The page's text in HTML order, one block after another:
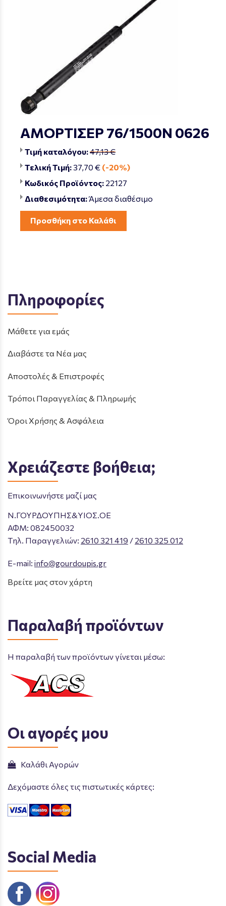
ΑΜΟΡΤΙΣΕΡ 76/1500Ν 0626
Τιμή καταλόγου:47,13 €
Τελική Τιμή:37,70 € (-20%)
Κωδικός Προϊόντος: 22127
Διαθεσιμότητα:Άμεσα διαθέσιμο
Προσθήκη στο Καλάθι
Πληροφορίες
Μάθετε για εμάς
Διαβάστε τα Νέα μας
Αποστολές & Επιστροφές
Τρόποι Παραγγελίας & Πληρωμής
Όροι Χρήσης & Ασφάλεια
Χρειάζεστε βοήθεια;
Επικοινωνήστε μαζί μας
Ν.ΓΟΥΡΔΟΥΠΗΣ&ΥΙΟΣ.ΟΕ
ΑΦΜ: 082450032
Tηλ. Παραγγελιών: 2610 321 419 / 2610 325 012
E-mail: info@gourdoupis.gr
Βρείτε μας στον χάρτη
Παραλαβή προϊόντων
Η παραλαβή των προϊόντων γίνεται μέσω:
Οι αγορές μου
Καλάθι Αγορών
Δεχόμαστε όλες τις πιστωτικές κάρτες:
Social Media